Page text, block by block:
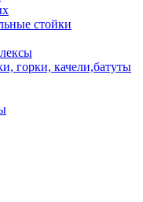
стойки
горки, качели,батуты